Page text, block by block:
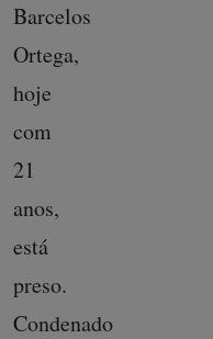
Barcelos
Ortega,
hoje
com
21
anos,
está
preso.
Condenado